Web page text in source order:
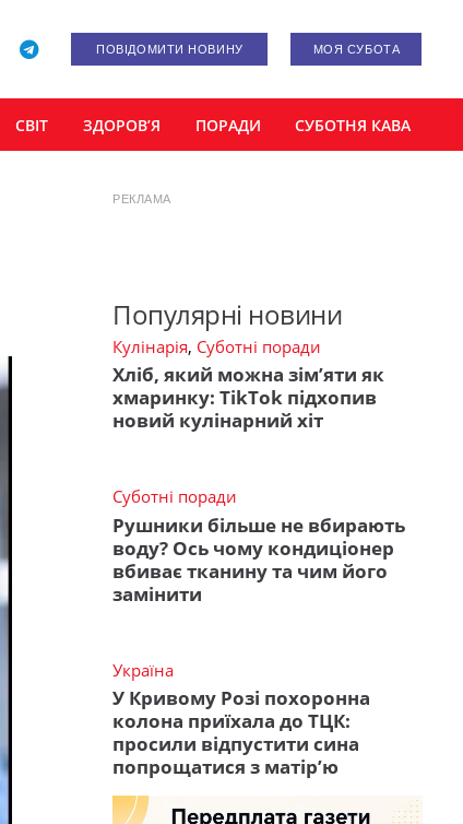
ПОВІДОМИТИ НОВИНУ МОЯ СУБОТА
СВІТ ЗДОРОВ’Я ПОРАДИ СУБОТНЯ КАВА
РЕКЛАМА
Популярні новини
Кулінарія, Суботні поради
Хліб, який можна зім’яти як
хмаринку: TikTok підхопив
новий кулінарний хіт
Суботні поради
Рушники більше не вбирають
воду? Ось чому кондиціонер
вбиває тканину та чим його
замінити
Україна
У Кривому Розі похоронна
колона приїхала до ТЦК:
просили відпустити сина
попрощатися з матір’ю